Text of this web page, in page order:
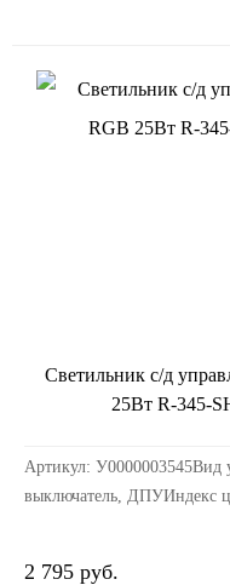
Светильник с/д
25Вт R-345-
Артикул: У0000003545Вид
выключатель, ДПУИндекс
электробезопасности:
2 795 руб.